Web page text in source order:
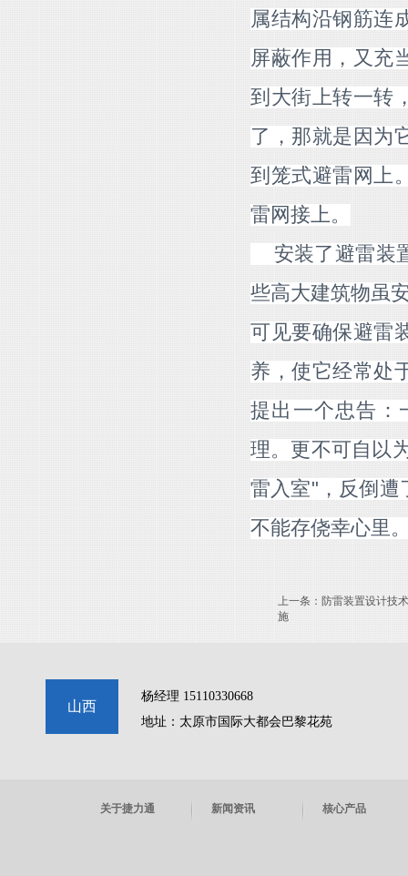
属结构沿钢筋连
屏蔽作用，又充
到大街上转一转
了，那就是因为
到笼式避雷网上
雷网接上。
安装了避雷装
些高大建筑物虽
可见要确保避雷
养，使它经常处
提出一个忠告：
理。更不可自以
雷入室"，反倒遭
不能存侥幸心里
上一条： 防雷装置设计技
施
山西
杨经理 15110330668
地址：太原市国际大都会巴黎花苑
关于捷力通 新闻资讯 核心产品